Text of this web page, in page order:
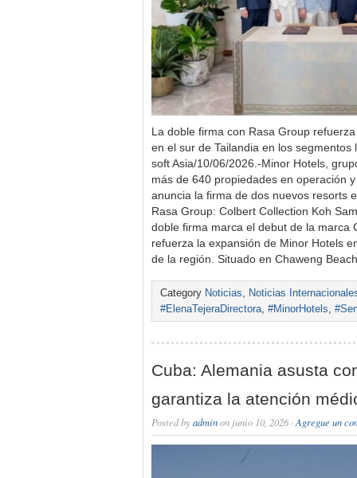
La doble firma con Rasa Group
en el sur de Tailandia en los
soft Asia/10/06/2026.-Minor Hotels,
más de 640 propiedades en operación
anuncia la firma de dos nuevos resorts
Rasa Group: Colbert Collection Koh
doble firma marca el debut de la marca
refuerza la expansión de Minor Hotels
de la región. Situado en Chaweng
Category Noticias, Noticias
#ElenaTejeraDirectora, #MinorHotels,
Cuba: Alemania asusta
garantiza la atención
Posted byadminon junio 10, 2026 · Agregue un